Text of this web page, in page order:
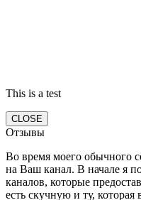
This is a test
CLOSE
Отзывы
Во время моего обычного
на Ваш канал. В начале я
каналов, которые
есть скучную и ту,